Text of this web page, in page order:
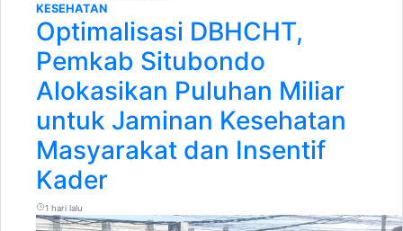
KESEHATAN
Optimalisasi DBHCHT,
Pemkab Situbondo
Alokasikan Puluhan Miliar
untuk Jaminan Kesehatan
Masyarakat dan Insentif
Kader
1 hari lalu